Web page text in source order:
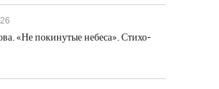
«Не покинутые небеса». Стихо-